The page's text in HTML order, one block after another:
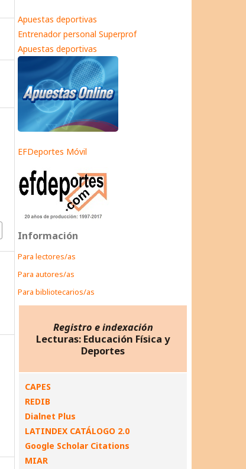
Apuestas deportivas
Entrenador personal Superprof
Apuestas deportivas
EFDeportes Móvil
Información
Para lectores/as
Para autores/as
Para bibliotecarios/as
Registro e indexación
Lecturas: Educación Física y
Deportes
CAPES
REDIB
Dialnet Plus
LATINDEX CATÁLOGO 2.0
Google Scholar Citations
MIAR